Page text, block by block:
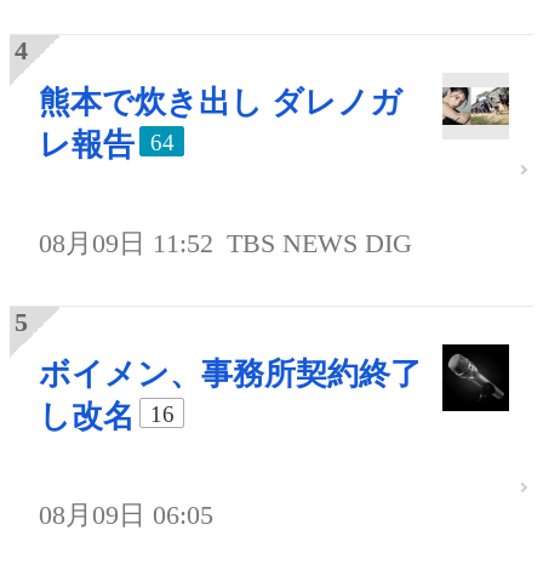
熊本で炊き出し ダレノガ
レ報告
64
08月09日 11:52 TBS NEWS DIG
ボイメン、事務所契約終了
し改名
16
08月09日 06:05